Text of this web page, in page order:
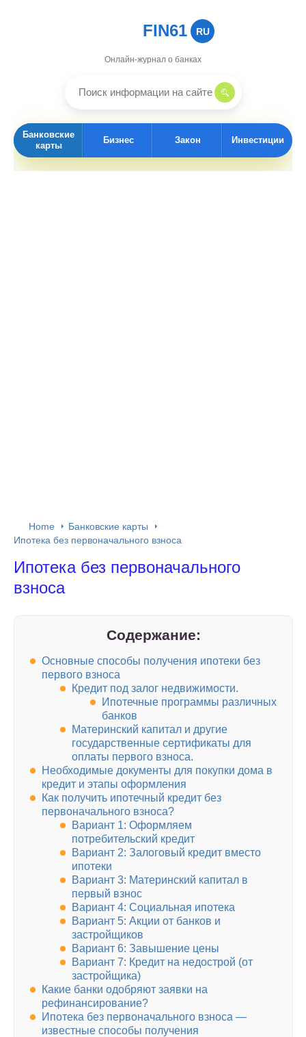
FIN61 RU
Онлайн-журнал о банках
Банковские
карты
Бизнес Закон Инвестиции
Home
Банковские карты
Ипотека без первоначального взноса
Ипотека без первоначального
взноса
Содержание:
Основные способы получения ипотеки без
первого взноса
Кредит под залог недвижимости.
Ипотечные программы различных
банков
Материнский капитал и другие
государственные сертификаты для
оплаты первого взноса.
Необходимые документы для покупки дома в
кредит и этапы оформления
Как получить ипотечный кредит без
первоначального взноса?
Вариант 1: Оформляем
потребительский кредит
Вариант 2: Залоговый кредит вместо
ипотеки
Вариант 3: Материнский капитал в
первый взнос
Вариант 4: Социальная ипотека
Вариант 5: Акции от банков и
застройщиков
Вариант 6: Завышение цены
Вариант 7: Кредит на недострой (от
застройщика)
Какие банки одобряют заявки на
рефинансирование?
Ипотека без первоначального взноса —
известные способы получения